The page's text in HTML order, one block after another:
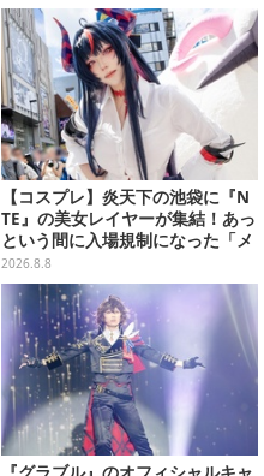
【コスプレ】炎天下の池袋に『N
TE』の美女レイヤーが集結！あっ
という間に入場規制になった「メ
ェメェ村の大冒険」をレポート
【写真28枚】
2026.8.8